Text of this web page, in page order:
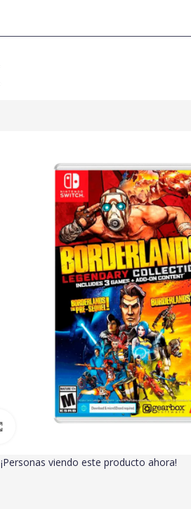
Clic para ampliar
¡Personas viendo este producto ahora!